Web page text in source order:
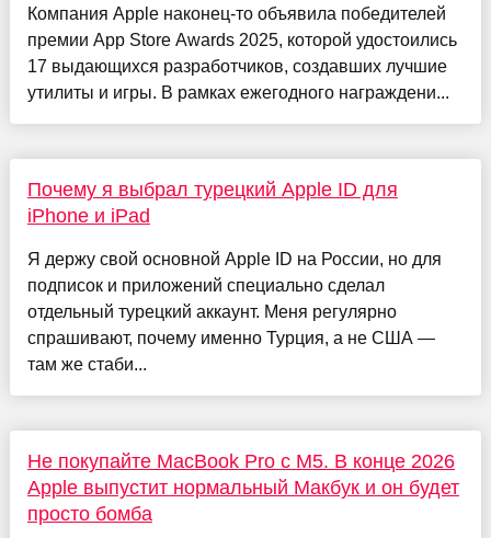
Компания Apple наконец-то объявила победителей
премии App Store Awards 2025, которой удостоились
17 выдающихся разработчиков, создавших лучшие
утилиты и игры. В рамках ежегодного награждени...
Почему я выбрал турецкий Apple ID для
iPhone и iPad
Я держу свой основной Apple ID на России, но для
подписок и приложений специально сделал
отдельный турецкий аккаунт. Меня регулярно
спрашивают, почему именно Турция, а не США —
там же стаби...
Не покупайте MacBook Pro с M5. В конце 2026
Apple выпустит нормальный Макбук и он будет
просто бомба